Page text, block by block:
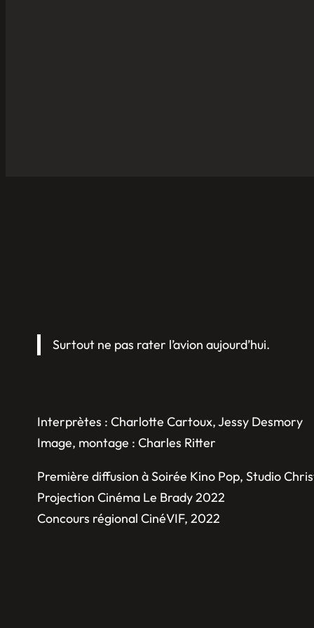
Surtout ne pas rater l’avion aujourd’hui.
Interprètes : Charlotte Cartoux, Jessy Desmory
Image, montage : Charles Ritter
Première diffusion à Soirée Kino Pop, Studio
Projection Cinéma Le Brady 2022
Concours régional CinéVIF, 2022